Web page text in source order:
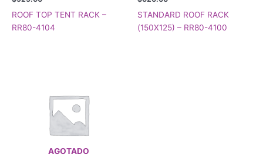
ROOF TOP TENT RACK –
RR80-4104
STANDARD ROOF RACK
(150X125) – RR80-4100
AGOTADO